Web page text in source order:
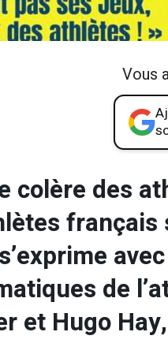
Vous
colère des
de
et Hugo